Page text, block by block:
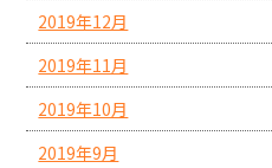
2019年12月
2019年11月
2019年10月
2019年9月